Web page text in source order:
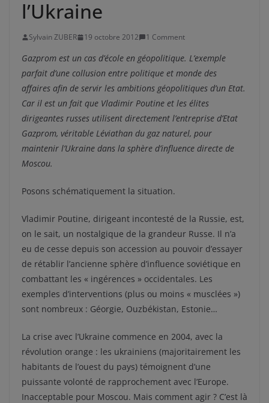
l’Ukraine
Sylvain ZUBER 19 octobre 2012 1 Comment
Gazprom est un cas d’école en géopolitique. L’exemple
parfait d’une collusion entre politique et monde des
affaires afin de servir les ambitions géopolitiques d’un Etat.
Car il est un fait que Vladimir Poutine et les élites
dirigeantes russes utilisent directement l’entreprise d’Etat
Gazprom, véritable Léviathan du gaz naturel, pour
maintenir l’Ukraine dans la sphère d’influence directe de
Moscou.
Posons schématiquement la situation.
Vladimir Poutine, dirigeant incontesté de la Russie, est,
on le sait, un nostalgique de la grandeur Russe. Il n’a
eu de cesse depuis son accession au pouvoir d’essayer
de rétablir l’ancienne sphère d’influence soviétique en
combattant les « ingérences » occidentales. Les
exemples d’interventions (plus ou moins « musclées »)
sont nombreux : Géorgie, Ouzbékistan, Estonie…
La crise avec l’Ukraine commence en 2004, avec la
révolution orange : les ukrainiens (majoritairement les
habitants de l’ouest du pays) témoignent d’une
puissante volonté de rapprochement avec l’Europe.
Inacceptable pour Moscou. Mais comment agir ? C’est là